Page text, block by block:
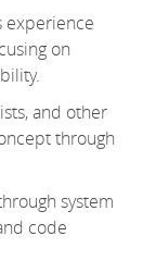
experience
on
and other
through
system
code